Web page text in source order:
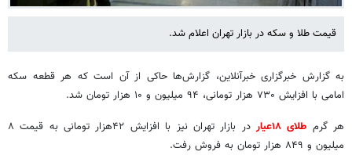
قیمت طلا و سکه در بازار تهران اعلام شد.
به گزارش خبرگزاری خبرآنلاین، گزارش‌ها حاکی از آن است که هر قطعه سکه
امامی با افزایش ۷۳۰ هزار تومانی، ۹۴ میلیون و ۱۰ هزار تومان شد.
هر گرم طلای ۱۸عیار
در بازار تهران نیز با افزایش ۴۲هزار تومانی به قیمت ۸
میلیون و ۸۴۹ هزار تومان به فروش رفت.